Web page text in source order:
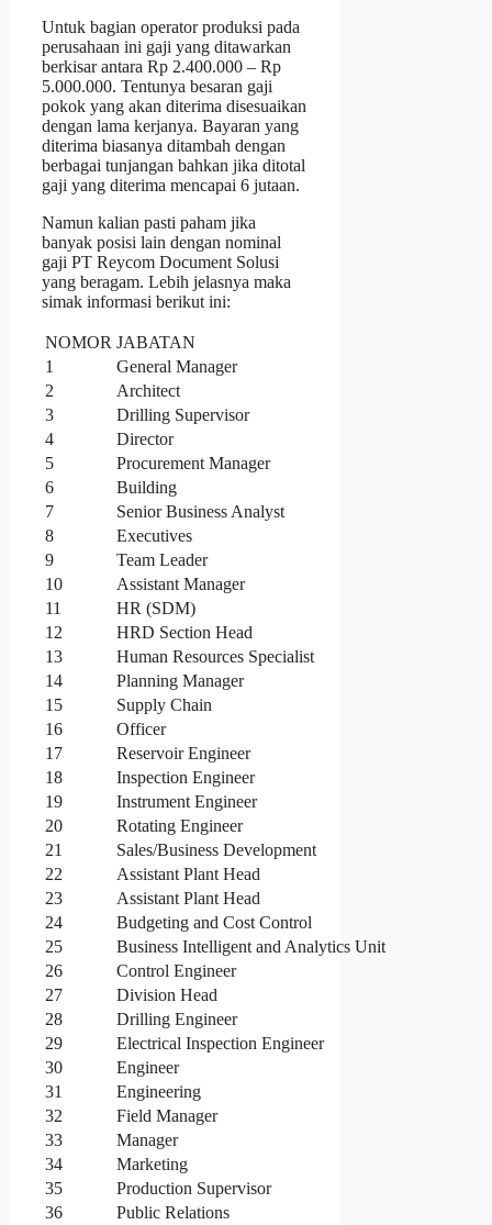
Untuk bagian operator produksi pada
perusahaan ini gaji yang ditawarkan
berkisar antara Rp 2.400.000 – Rp
5.000.000. Tentunya besaran gaji
pokok yang akan diterima disesuaikan
dengan lama kerjanya. Bayaran yang
diterima biasanya ditambah dengan
berbagai tunjangan bahkan jika ditotal
gaji yang diterima mencapai 6 jutaan.
Namun kalian pasti paham jika
banyak posisi lain dengan nominal
gaji PT Reycom Document Solusi
yang beragam. Lebih jelasnya maka
simak informasi berikut ini:
NOMOR JABATAN
1
General Manager
2
Architect
3
Drilling Supervisor
4
Director
5
Procurement Manager
6
Building
7
Senior Business Analyst
8
Executives
9
Team Leader
10
Assistant Manager
11
HR (SDM)
12
HRD Section Head
13
Human Resources Specialist
14
Planning Manager
15
Supply Chain
16
Officer
17
Reservoir Engineer
18
Inspection Engineer
19
Instrument Engineer
20
Rotating Engineer
21
Sales/Business Development
22
Assistant Plant Head
23
Assistant Plant Head
24
Budgeting and Cost Control
25
Business Intelligent and Analytics Unit
26
Control Engineer
27
Division Head
28
Drilling Engineer
29
Electrical Inspection Engineer
30
Engineer
31
Engineering
32
Field Manager
33
Manager
34
Marketing
35
Production Supervisor
36
Public Relations